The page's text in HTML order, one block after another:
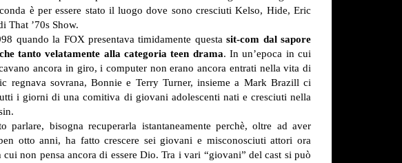
è per essere stato il luogo dove sono cresciuti Kelso, Hide, Eric
That ’70s Show.
quando la FOX presentava timidamente questasit-com dal sapore
tanto velatamente alla categoria teen drama. In un’epoca in cui
ancora in giro, i computer non erano ancora entrati nella vita di
regnava sovrana, Bonnie e Terry Turner, insieme a Mark Brazill ci
i giorni di una comitiva di giovani adolescenti nati e cresciuti nella
parlare, bisogna recuperarla istantaneamente perchè, oltre ad aver
otto anni, ha fatto crescere sei giovani e misconosciuti attori ora
non pensa ancora di essere Dio. Tra i vari “giovani” del cast si può